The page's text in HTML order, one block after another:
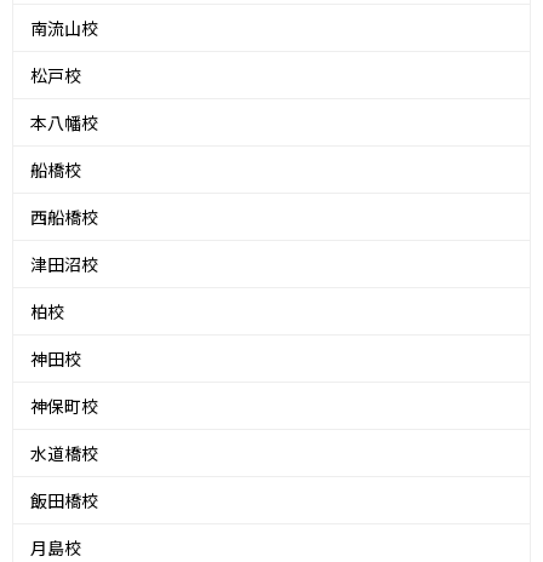
南流山校
松戸校
本八幡校
船橋校
西船橋校
津田沼校
柏校
神田校
神保町校
水道橋校
飯田橋校
月島校